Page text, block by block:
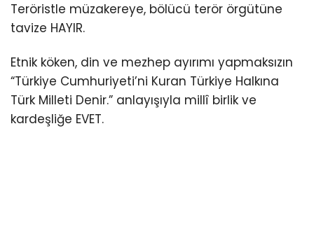
Teröristle müzakereye, bölücü terör örgütüne
tavize HAYIR.
Etnik köken, din ve mezhep ayırımı yapmaksızın
“Türkiye Cumhuriyeti’ni Kuran Türkiye Halkına
Türk Milleti Denir.” anlayışıyla millî birlik ve
kardeşliğe EVET.